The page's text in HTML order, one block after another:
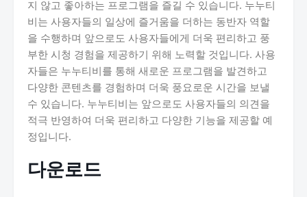
지 않고 좋아하는 프로그램을 즐길 수 있습니다. 누누티
비는 사용자들의 일상에 즐거움을 더하는 동반자 역할
을 수행하며 앞으로도 사용자들에게 더욱 편리하고 풍
부한 시청 경험을 제공하기 위해 노력할 것입니다. 사용
자들은 누누티비를 통해 새로운 프로그램을 발견하고
다양한 콘텐츠를 경험하며 더욱 풍요로운 시간을 보낼
수 있습니다. 누누티비는 앞으로도 사용자들의 의견을
적극 반영하여 더욱 편리하고 다양한 기능을 제공할 예
정입니다.
다운로드